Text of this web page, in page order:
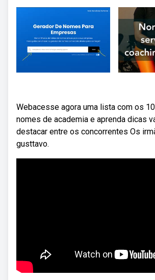
Webacesse agora uma lista com os
nomes de academia e aprenda dicas
destacar entre os concorrentes Os
gusttavo.